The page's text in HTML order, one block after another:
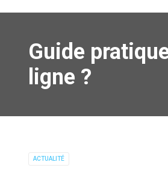
Guide
ligne ?
ACTUALITÉ